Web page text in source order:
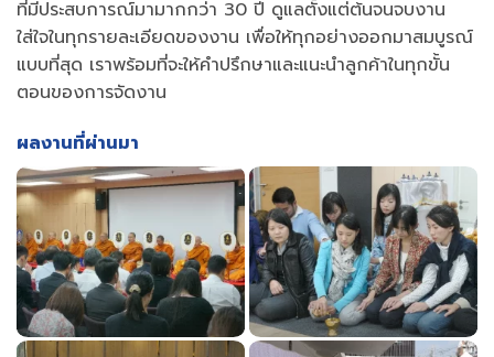
ที่มีประสบการณ์มามากกว่า 30 ปี ดูแลตั้งแต่ต้นจนจบงาน
ใส่ใจในทุกรายละเอียดของงาน เพื่อให้ทุกอย่างออกมาสมบูรณ์
แบบที่สุด เราพร้อมที่จะให้คำปรึกษาและแนะนำลูกค้าในทุกขั้น
ตอนของการจัดงาน
ผลงานที่ผ่านมา